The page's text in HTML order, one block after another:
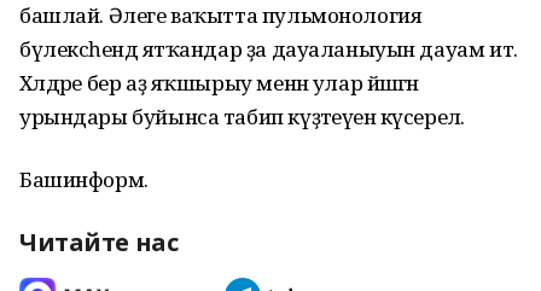
башлай. Әлеге ваҡытта пульмонология
бүлексәһендә ятҡандар ҙа дауаланыуын дауам итә.
Хәлдәре бер аҙ яҡшырыу менән улар йәшәгән
урындары буйынса табип күҙәтеүенә күсерелә.
Башинформ.
Читайте нас